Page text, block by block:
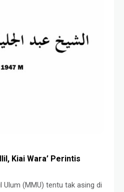
Kiai Wara’ Perintis
(MMU) tentu tak asing di